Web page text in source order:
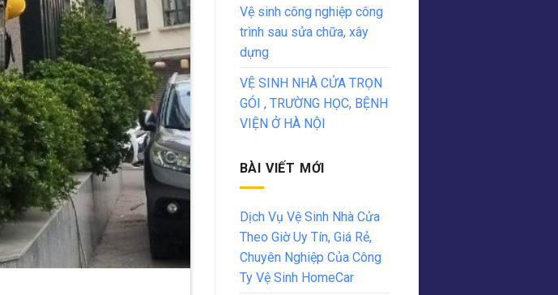
Vệ sinh công nghiệp công
trình sau sửa chữa, xây
dựng
VỆ SINH NHÀ CỬA TRỌN
GÓI , TRƯỜNG HỌC, BỆNH
VIỆN Ở HÀ NỘI
BÀI VIẾT MỚI
Dịch Vụ Vệ Sinh Nhà Cửa
Theo Giờ Uy Tín, Giá Rẻ,
Chuyên Nghiệp Của Công
Ty Vệ Sinh HomeCar